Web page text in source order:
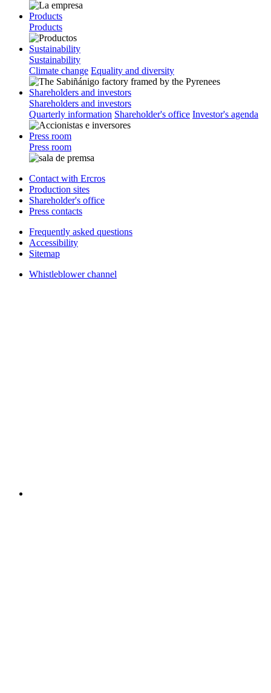
Products
Products
Sustainability
Sustainability
Climate change Equality and diversity
Shareholders and investors
Shareholders and investors
Quarterly information Shareholder's office Investor's agenda
Press room
Press room
Contact with Ercros
Production sites
Shareholder's office
Press contacts
Frequently asked questions
Accessibility
Sitemap
Whistleblower channel